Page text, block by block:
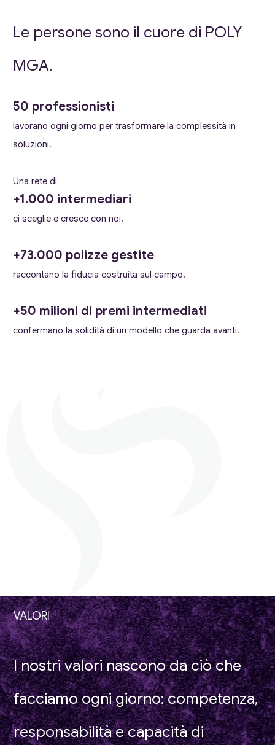
Le persone sono il cuore di POLY
MGA.
50 professionisti
lavorano ogni giorno per trasformare la complessità in
soluzioni.
Una rete di
+1.000 intermediari
ci sceglie e cresce con noi.
+73.000 polizze gestite
raccontano la fiducia costruita sul campo.
+50 milioni di premi intermediati
confermano la solidità di un modello che guarda avanti.
VALORI
I nostri valori nascono da ciò che
facciamo ogni giorno: competenza,
responsabilità e capacità di